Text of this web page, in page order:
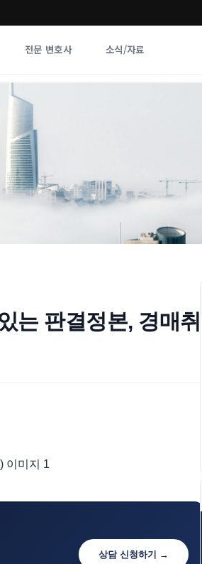
전문 변호사 소식/자료
는 판결정본, 경매취
상담 신청하기 →